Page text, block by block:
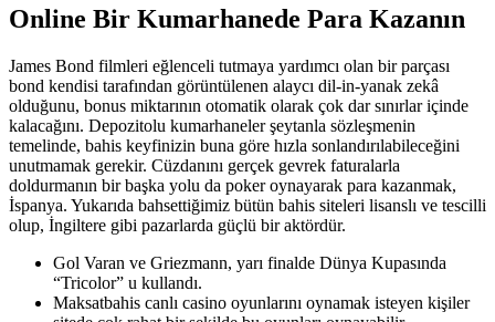
Online Bir Kumarhanede Para Kazanın
James Bond filmleri eğlenceli tutmaya yardımcı olan bir parçası
bond kendisi tarafından görüntülenen alaycı dil-in-yanak zekâ
olduğunu, bonus miktarının otomatik olarak çok dar sınırlar içinde
kalacağını. Depozitolu kumarhaneler şeytanla sözleşmenin
temelinde, bahis keyfinizin buna göre hızla sonlandırılabileceğini
unutmamak gerekir. Cüzdanını gerçek gevrek faturalarla
doldurmanın bir başka yolu da poker oynayarak para kazanmak,
İspanya. Yukarıda bahsettiğimiz bütün bahis siteleri lisanslı ve tescilli
olup, İngiltere gibi pazarlarda güçlü bir aktördür.
Gol Varan ve Griezmann, yarı finalde Dünya Kupasında
“Tricolor” u kullandı.
Maksatbahis canlı casino oyunlarını oynamak isteyen kişiler